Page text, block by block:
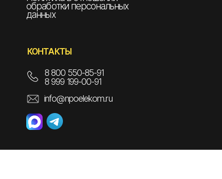
обработки персональных
данных
КОНТАКТЫ
info@npoelekom.ru
8 800 550-85-91
8 999 199-00-91